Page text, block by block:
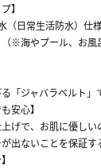
】
（日常生活防水）仕
※海やプール、お風
「ジャバラベルト」
安心】
上げで、お肌に優し
出ないことを保証す